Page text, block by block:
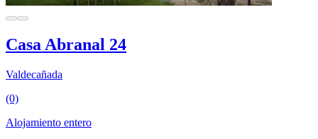
Casa Abranal 24
Valdecañada
(0)
Alojamiento entero